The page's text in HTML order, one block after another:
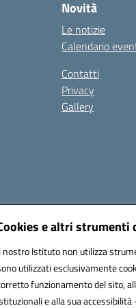
e altri strumenti
nostro Istituto non utilizza
utilizzati esclusivamente
funzionamento del sito,
e alla sua
Novità
Le notizie
Calendario
Contatti
Privacy
Gallery